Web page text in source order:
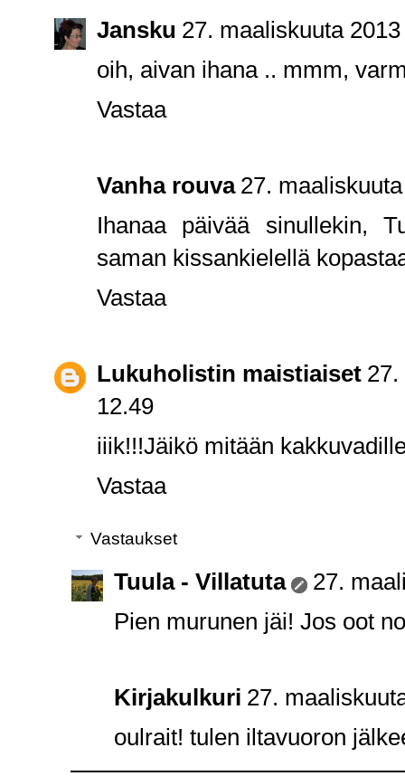
Jansku 27. maaliskuuta
oih, aivan ihana .. mmm,
Vastaa
Vanha rouva 27.
Ihanaa päivää sinullekin,
saman kissankielellä
Vastaa
Lukuholistin maistiaiset 27.
12.49
iiik!!!Jäikö mitään
Vastaa
Vastaukset
Tuula - Villatuta
27.
Pien murunen jäi! Jos oot
Kirjakulkuri 27.
oulrait! tulen iltavuoron